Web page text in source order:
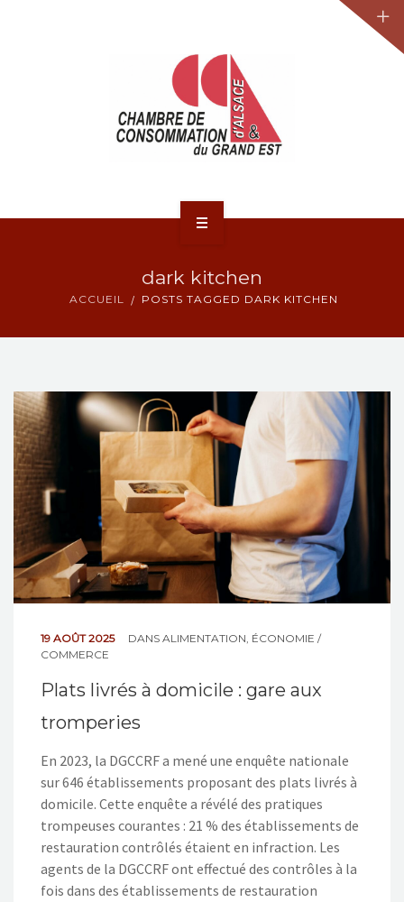
NOS ACTIONS
CONTACT
dark kitchen
ACCUEIL POSTS TAGGED DARK KITCHEN
19 AOÛT 2025 DANS ALIMENTATION ÉCONOMIE /
COMMERCE
Plats livrés à domicile : gare aux
tromperies
En 2023, la DGCCRF a mené une enquête nationale
sur 646 établissements proposant des plats livrés à
domicile. Cette enquête a révélé des pratiques
trompeuses courantes : 21 % des établissements de
restauration contrôlés étaient en infraction. Les
agents de la DGCCRF ont effectué des contrôles à la
fois dans des établissements de restauration